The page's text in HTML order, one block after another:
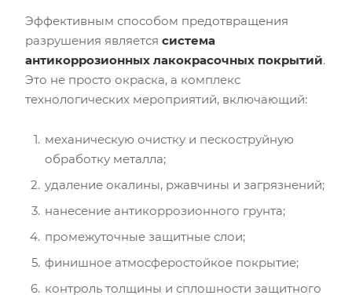
Эффективным способом предотвращения
разрушения является система
антикоррозионных лакокрасочных покрытий.
Это не просто окраска, а комплекс
технологических мероприятий, включающий:
механическую очистку и пескоструйную
обработку металла;
удаление окалины, ржавчины и загрязнений;
нанесение антикоррозионного грунта;
промежуточные защитные слои;
финишное атмосферостойкое покрытие;
контроль толщины и сплошности защитного